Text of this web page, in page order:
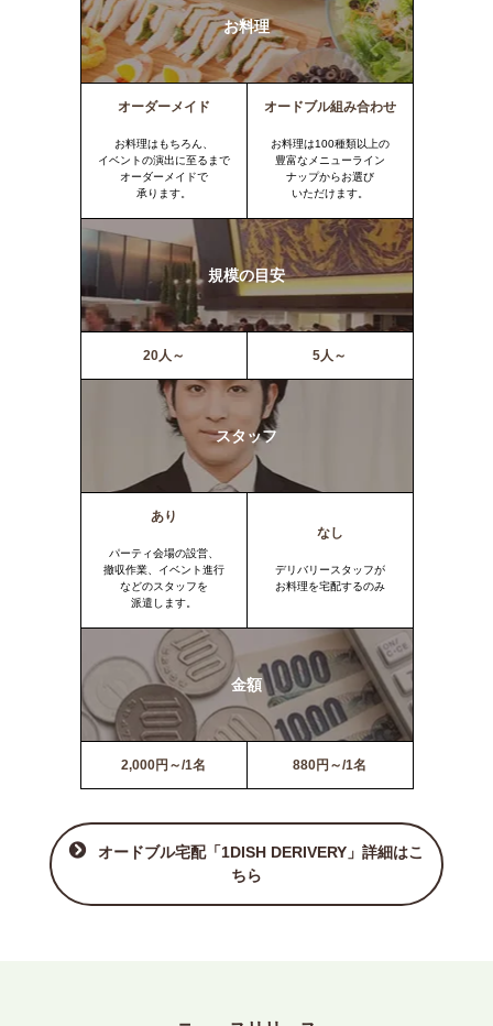
お料理
オーダーメイド
お料理はもちろん、
イベントの演出に至るまで
オーダーメイドで
承ります。
オードブル組み合わせ
お料理は100種類以上の
豊富なメニューライン
ナップからお選び
いただけます。
規模の目安
20人～ 5人～
スタッフ
あり
パーティ会場の設営、
撤収作業、イベント進行
などのスタッフを
派遣します。
なし
デリバリースタッフが
お料理を宅配するのみ
金額
2,000円～/1名 880円～/1名
オードブル宅配「1DISH DERIVERY」詳細はこ
ちら